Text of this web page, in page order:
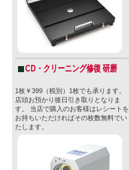
CD・クリーニング修復 研磨
1枚￥399（税別）1枚でも承ります。
店頭お預かり後日引き取りとなりま
す。 当店で購入のお客様はレシートを
お持ちいただければその枚数無料でい
たします。